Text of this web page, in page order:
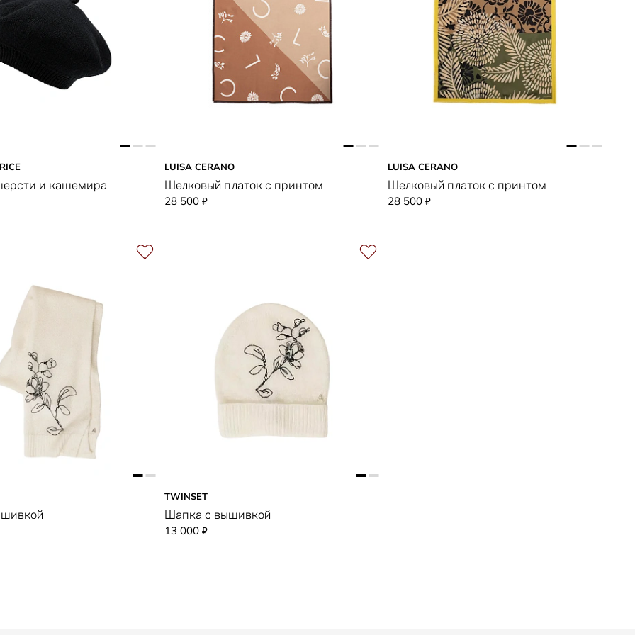
и кашемира
LUISA CERANO
Шелковый платок с принтом
28 500 ₽
LUISA CERANO
Шелковый платок с принтом
28 500 ₽
TWINSET
Шапка с вышивкой
13 000 ₽